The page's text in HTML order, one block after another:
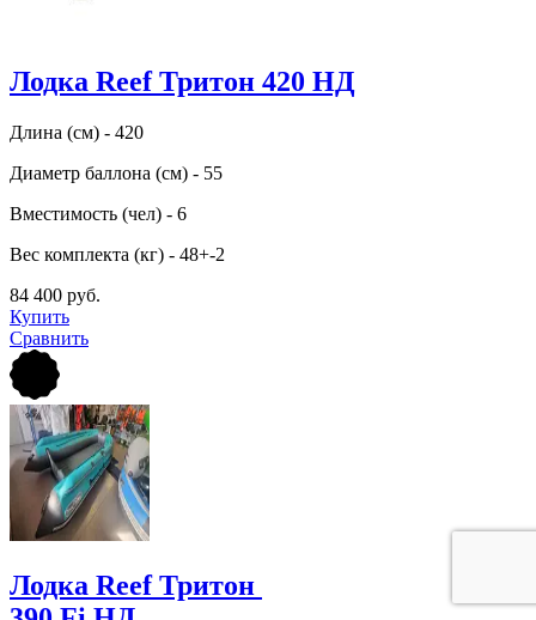
Лодка Reef Тритон 420 НД
Длина (см) - 420
Диаметр баллона (см) - 55
Вместимость (чел) - 6
Вес комплекта (кг) - 48+-2
84 400 руб.
Купить
Сравнить
Лодка Reef Тритон